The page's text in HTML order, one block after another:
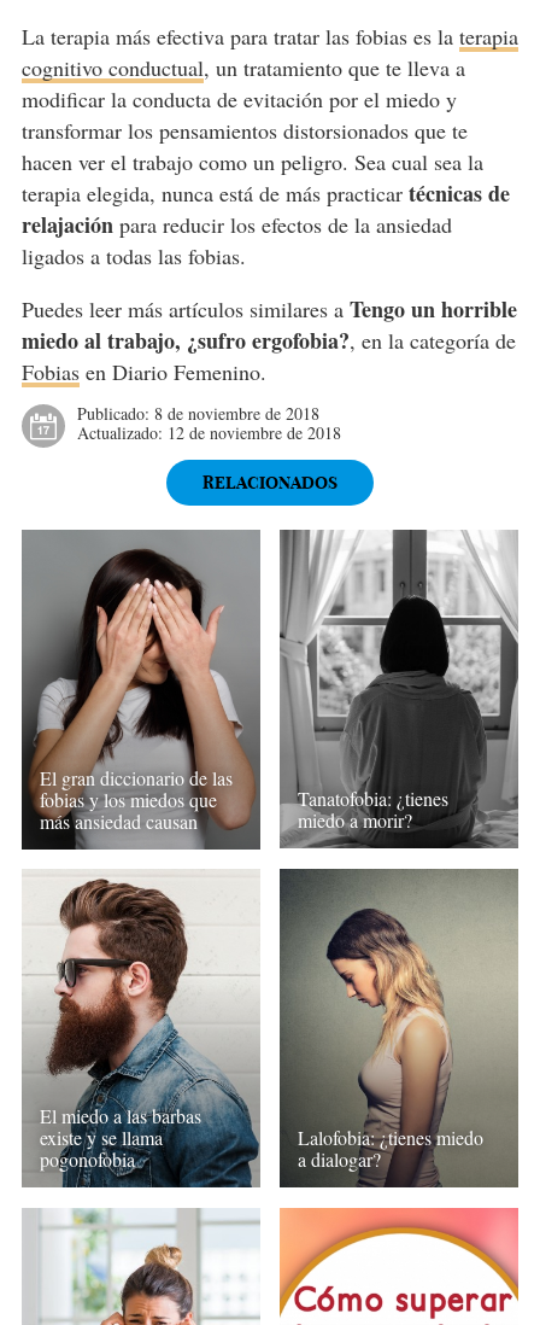
La terapia más efectiva para tratar las fobias es la terapia
cognitivo conductual, un tratamiento que te lleva a
modificar la conducta de evitación por el miedo y
transformar los pensamientos distorsionados que te
hacen ver el trabajo como un peligro. Sea cual sea la
terapia elegida, nunca está de más practicar técnicas de
relajaciónpara reducir los efectos de la ansiedad
ligados a todas las fobias.
Puedes leer más artículos similares a Tengo un horrible
miedo al trabajo, ¿sufro ergofobia?, en la categoría de
Fobiasen Diario Femenino.
Publicado: 8 de noviembre de 2018
Actualizado: 12 de noviembre de 2018
RELACIONADOS
El gran diccionario de las
fobias y los miedos que
más ansiedad causan
Tanatofobia: ¿tienes
miedo a morir?
El miedo a las barbas
existe y se llama
pogonofobia
Lalofobia: ¿tienes miedo
a dialogar?